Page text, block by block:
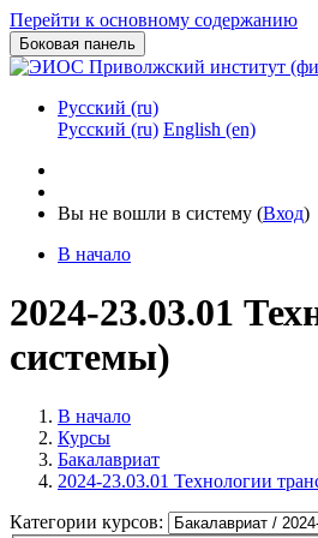
Перейти к основному содержанию
Боковая панель
Русский ‎(ru)‎
Русский ‎(ru)‎ English ‎(en)‎
Вы не вошли в систему (Вход)
В начало
2024-23.03.01
системы)
В начало
Курсы
Бакалавриат
2024-23.03.01 Технологии
Категории курсов: